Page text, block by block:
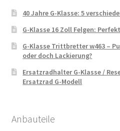
40 Jahre G-Klasse: 5
G-Klasse 16 Zoll Felgen:
G-Klasse Trittbretter w463 –
oder doch Lackierung?
Ersatzradhalter G-Klasse /
Ersatzrad G-Modell
Anbauteile